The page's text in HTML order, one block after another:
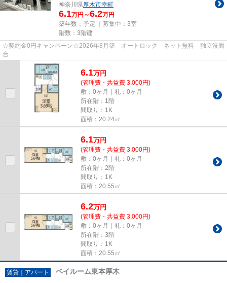
神奈川県厚木市幸町
6.1万円～6.2万円
築年数：予定 ｜募集中： 3室
階数：3階建
☆契約金0円キャンペーン☆2026年8月築 オートロック ネット無料 独立洗面
台
6.1万円
(管理費・共益費 3,000円)
敷：0ヶ月｜礼：0ヶ月
所在階：1階
間取り：1K
面積：20.24㎡
6.1万円
(管理費・共益費 3,000円)
敷：0ヶ月｜礼：0ヶ月
所在階：2階
間取り：1K
面積：20.55㎡
6.2万円
(管理費・共益費 3,000円)
敷：0ヶ月｜礼：0ヶ月
所在階：3階
間取り：1K
面積：20.55㎡
賃貸｜アパート ベイルーム東本厚木